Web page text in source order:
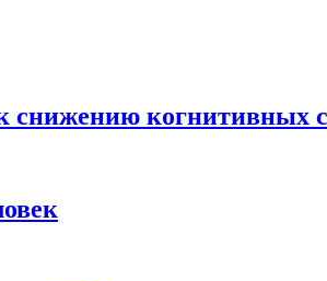
когнитивных